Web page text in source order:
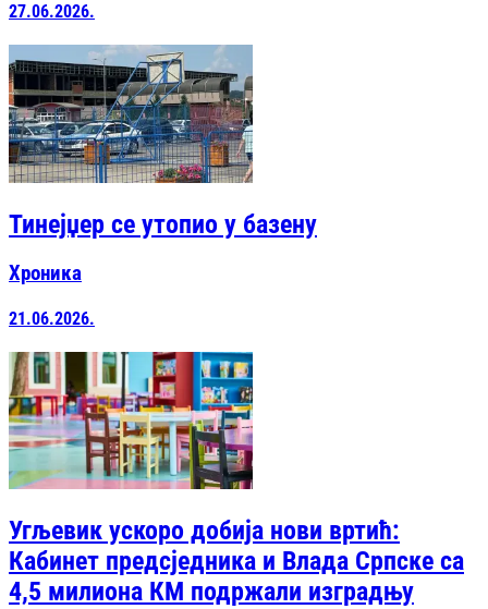
27.06.2026.
Тинејџер се утопио у базену
Хроника
21.06.2026.
Угљевик ускоро добија нови вртић:
Кабинет предсједника и Влада Српске са
4,5 милиона КМ подржали изградњу